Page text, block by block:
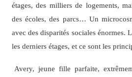
étages, des milliers de logements,
des écoles, des parcs… Un
avec des disparités sociales énormes.
les derniers étages, et ce sont les
Avery, jeune fille parfaite,